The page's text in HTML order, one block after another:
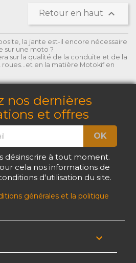
Retour en haut 
la jante est-il encore nécessaire
sur une moto ?
sur la qualité de la conduite et de la
en la matière Motokif en
nos dernières
et offres
désinscrire à tout moment.
cela nos informations de
d'utilisation du site.
générales et la politique
